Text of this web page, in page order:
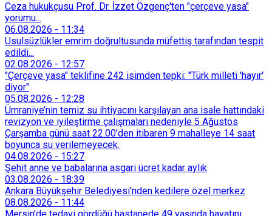
Ceza hukukçusu Prof. Dr. İzzet Özgenç'ten "çerçeve yasa"
yorumu...
06.08.2026 - 11:34
Usulsüzlükler emrim doğrultusunda müfettiş tarafından tespit
edildi...
02.08.2026 - 12:57
"Çerçeve yasa" teklifine 242 isimden tepki: "Türk milleti 'hayır'
diyor"
05.08.2026 - 12:28
Ümraniye’nin temiz su ihtiyacını karşılayan ana isale hattındaki
revizyon ve iyileştirme çalışmaları nedeniyle 5 Ağustos
Çarşamba günü saat 22.00’den itibaren 9 mahalleye 14 saat
boyunca su verilemeyecek.
04.08.2026 - 15:27
Şehit anne ve babalarına asgari ücret kadar aylık
03.08.2026 - 18:39
Ankara Büyükşehir Belediyesi'nden kedilere özel merkez
08.08.2026 - 11:44